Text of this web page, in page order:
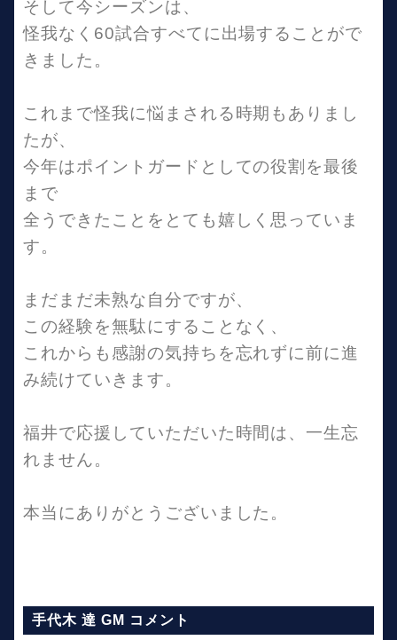
そして今シーズンは、
怪我なく60試合すべてに出場することがで
きました。
これまで怪我に悩まされる時期もありまし
たが、
今年はポイントガードとしての役割を最後
まで
全うできたことをとても嬉しく思っていま
す。
まだまだ未熟な自分ですが、
この経験を無駄にすることなく、
これからも感謝の気持ちを忘れずに前に進
み続けていきます。
福井で応援していただいた時間は、一生忘
れません。
本当にありがとうございました。
手代木 達 GM コメント